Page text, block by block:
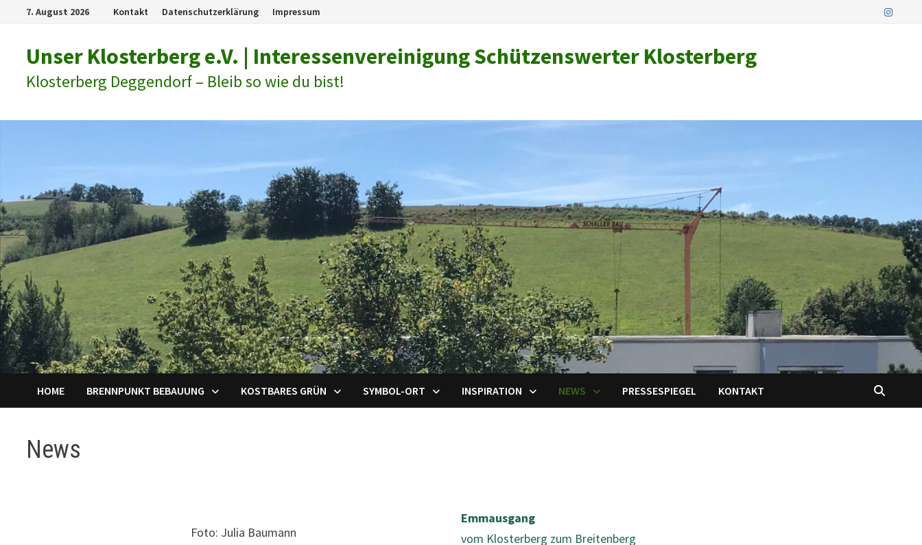
springen
7. August 2026 Kontakt Datenschutzerklärung Impressum
Unser Klosterberg e.V. | Interessenvereinigung Schützenswerter Klosterberg
Klosterberg Deggendorf – Bleib so wie du bist!
HOME BRENNPUNKT BEBAUUNG KOSTBARES GRÜN SYMBOL-ORT INSPIRATION NEWS PRESSESPIEGEL KONTAKT
News
Foto: Julia Baumann
Emmausgang
vom Klosterberg zum Breitenberg